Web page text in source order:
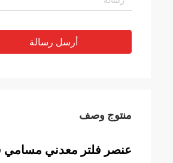
أرسل رسالة
منتوج وصف
عنصر فلتر معدني مسامي